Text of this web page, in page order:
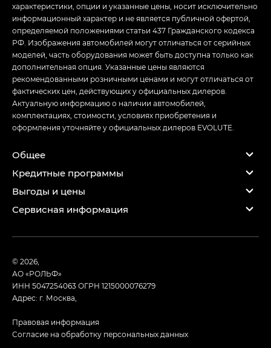
характеристики, опции и указанные цены, носит исключительно
информационный характер и не является публичной офертой,
определяемой положениями статьи 437 Гражданского кодекса
РФ. Изображения автомобилей могут отличаться от серийных
моделей, часть оборудования может быть доступна только как
дополнительная опция. Указанные цены являются
рекомендованными розничными ценами и могут отличаться от
фактических цен, действующих у официальных дилеров.
Актуальную информацию о наличии автомобилей,
комплектациях, стоимости, условиях приобретения и
оформления уточняйте у официальных дилеров EVOLUTE.
Общее
Кредитные программы
Выгоды и цены
Сервисная информация
© 2026,
АО «РОЛЬФ»
ИНН 5047254063ОГРН 1215000076279
Адрес: г. Москва,
Правовая информация
Согласие на обработку персональных данных